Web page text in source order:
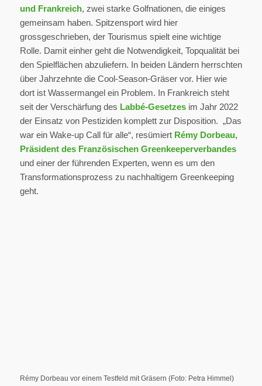
und Frankreich, zwei starke Golfnationen, die einiges
gemeinsam haben. Spitzensport wird hier
grossgeschrieben, der Tourismus spielt eine wichtige
Rolle. Damit einher geht die Notwendigkeit, Topqualität bei
den Spielflächen abzuliefern. In beiden Ländern herrschten
über Jahrzehnte die Cool-Season-Gräser vor. Hier wie
dort ist Wassermangel ein Problem. In Frankreich steht
seit der Verschärfung des Labbé-Gesetzesim Jahr 2022
der Einsatz von Pestiziden komplett zur Disposition. „Das
war ein Wake-up Call für alle“, resümiert Rémy Dorbeau,
Präsident des Französischen Greenkeeperverbandes
und einer der führenden Experten, wenn es um den
Transformationsprozess zu nachhaltigem Greenkeeping
geht.
Rémy Dorbeau vor einem Testfeld mit Gräsern (Foto: Petra Himmel)